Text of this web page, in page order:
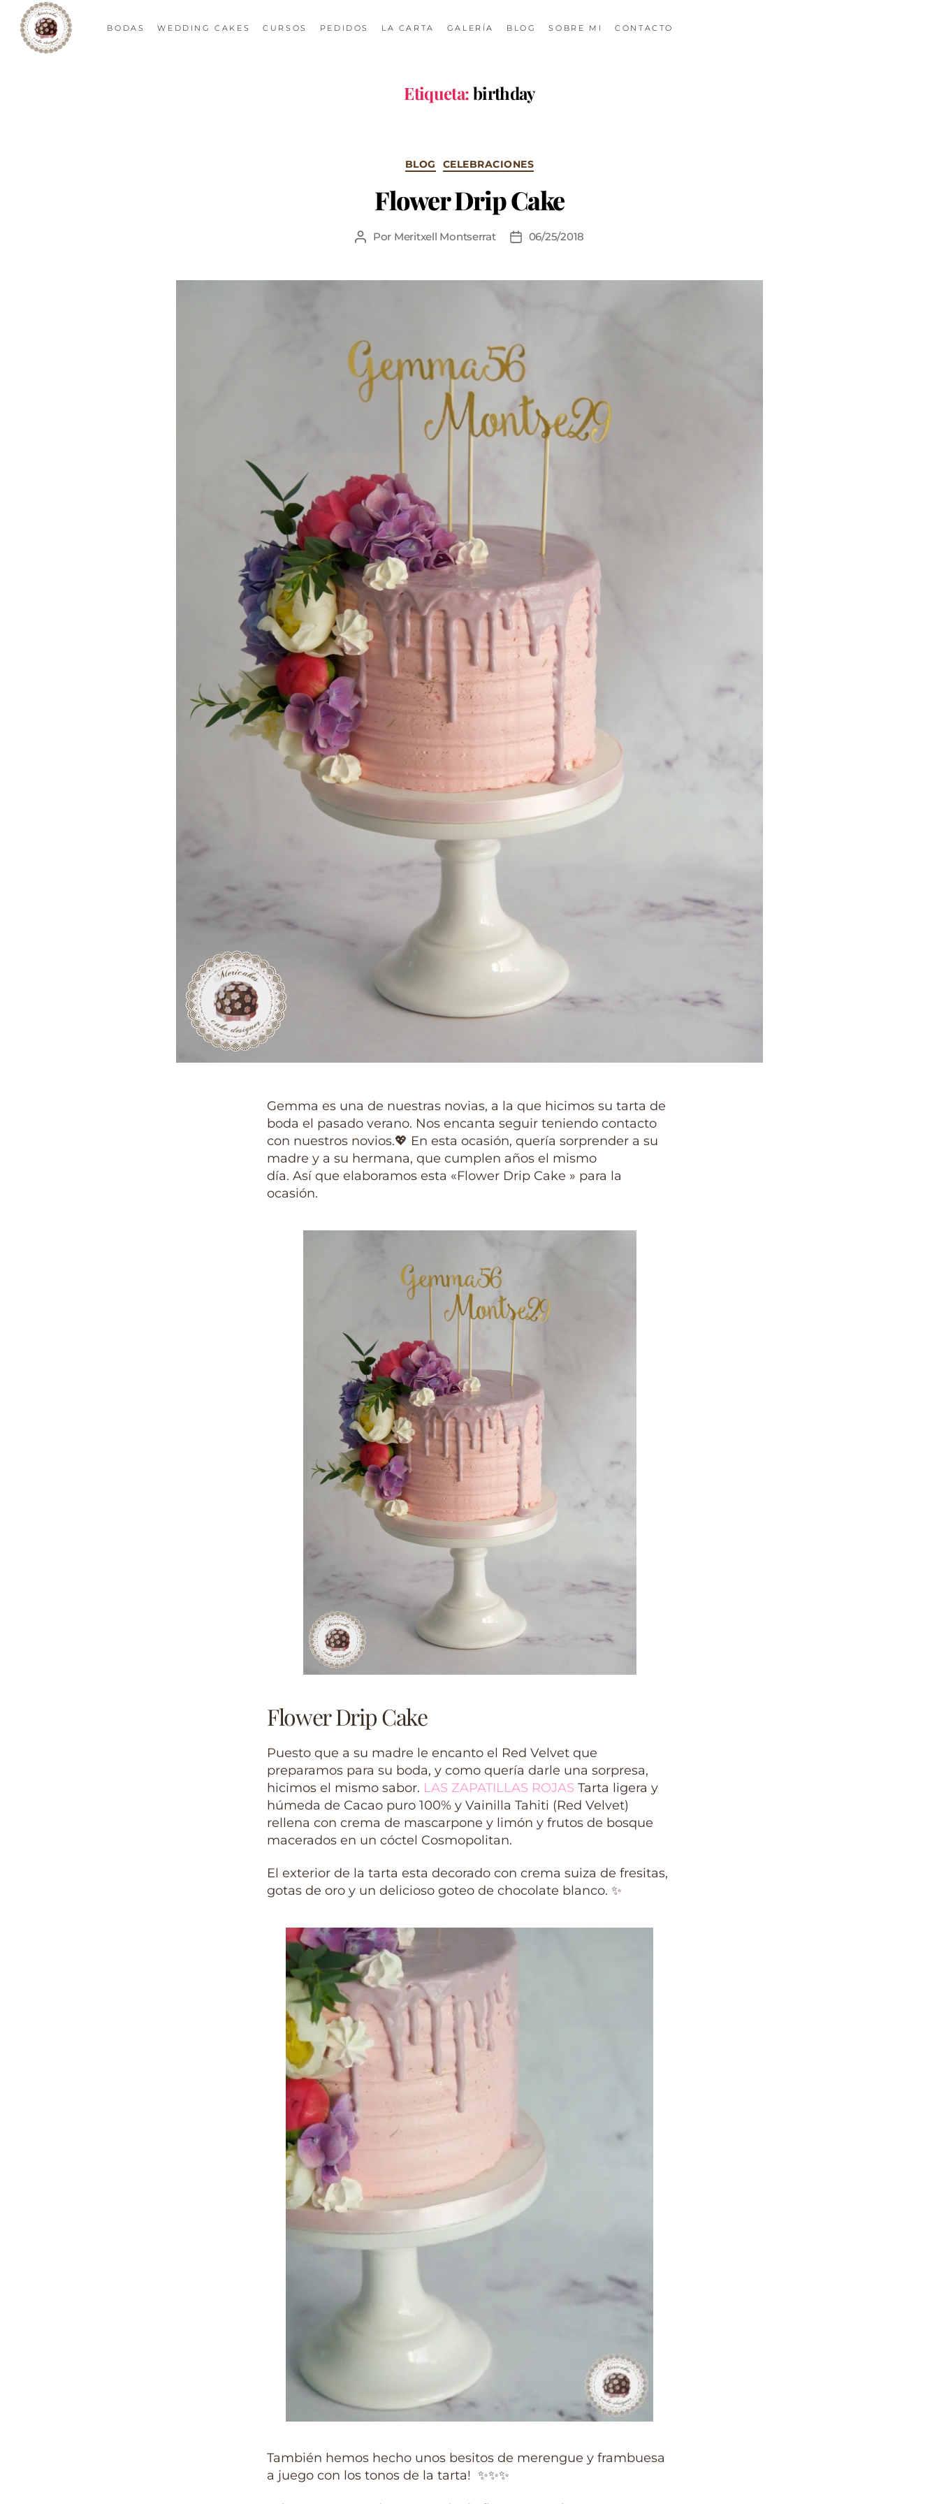
BODAS WEDDING CAKES CURSOS PEDIDOS LA CARTA GALERÍA BLOG SOBRE MI CONTACTO
Etiqueta:birthday
BLOG CELEBRACIONES
Flower Drip Cake
Por Meritxell Montserrat 06/25/2018
Gemma es una de nuestras novias, a la que hicimos su tarta de
boda el pasado verano. Nos encanta seguir teniendo contacto
con nuestros novios.💖 En esta ocasión, quería sorprender a su
madre y a su hermana, que cumplen años el mismo
día. Así que elaboramos esta «Flower Drip Cake » para la
ocasión.
Flower Drip Cake
Puesto que a su madre le encanto el Red Velvet que
preparamos para su boda, y como quería darle una sorpresa,
hicimos el mismo sabor. LAS ZAPATILLAS ROJAS Tarta ligera y
húmeda de Cacao puro 100% y Vainilla Tahiti (Red Velvet)
rellena con crema de mascarpone y limón y frutos de bosque
macerados en un cóctel Cosmopolitan.
El exterior de la tarta esta decorado con crema suiza de fresitas,
gotas de oro y un delicioso goteo de chocolate blanco. ✨
También hemos hecho unos besitos de merengue y frambuesa
a juego con los tonos de la tarta! ✨✨✨